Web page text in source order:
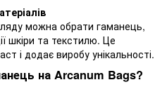
можна обрати гаманець,
шкіри та текстилю. Це
і додає виробу унікальності.
на Arcanum Bags?